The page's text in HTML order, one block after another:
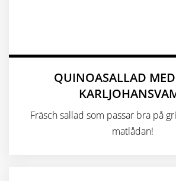
QUINOASALLAD MED
Fräsch sallad som passar bra på
matlådan!